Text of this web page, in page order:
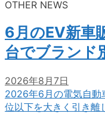
OTHER NEWS
6月のEV新車
台でブランド
2026年8月7日
2026年6月の電気自動
位以下を大きく引き